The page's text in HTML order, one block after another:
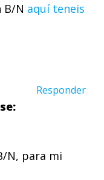
B/N aquí teneis
Responder
N, para mi